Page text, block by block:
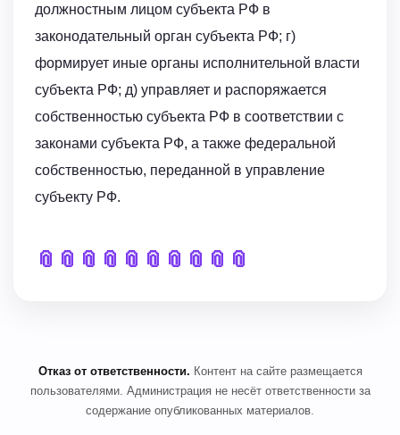
должностным лицом субъекта РФ в
законодательный орган субъекта РФ; г)
формирует иные органы исполнительной власти
субъекта РФ; д) управляет и распоряжается
собственностью субъекта РФ в соответствии с
законами субъекта РФ, а также федеральной
собственностью, переданной в управление
субъекту РФ.
📎 📎 📎 📎 📎 📎 📎 📎 📎 📎
Отказ от ответственности. Контент на сайте размещается
пользователями. Администрация не несёт ответственности за
содержание опубликованных материалов.